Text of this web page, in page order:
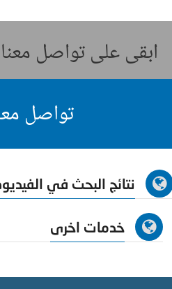
ابقى على تواصل
تواصل
نتائج البحث في
خدمات اخرى